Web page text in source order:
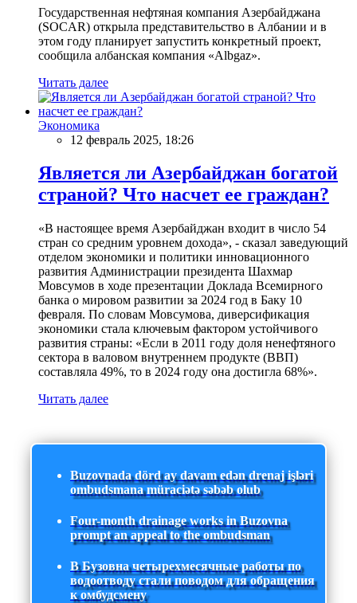
Государственная нефтяная компания Азербайджана
(SOCAR) открыла представительство в Албании и в
этом году планирует запустить конкретный проект,
сообщила албанская компания «Albgaz».
Читать далее
Экономика
12 февраль 2025, 18:26
Является ли Азербайджан богатой
страной? Что насчет ее граждан?
«В настоящее время Азербайджан входит в число 54
стран со средним уровнем дохода», - сказал заведующий
отделом экономики и политики инновационного
развития Администрации президента Шахмар
Мовсумов в ходе презентации Доклада Всемирного
банка о мировом развитии за 2024 год в Баку 10
февраля. По словам Мовсумова, диверсификация
экономики стала ключевым фактором устойчивого
развития страны: «Если в 2011 году доля ненефтяного
сектора в валовом внутреннем продукте (ВВП)
составляла 49%, то в 2024 году она достигла 68%».
Читать далее
Buzovnada dörd ay davam edən drenaj işləri
ombudsmana müraciətə səbəb olub
Four-month drainage works in Buzovna
prompt an appeal to the ombudsman
В Бузовна четырехмесячные работы по
водоотводу стали поводом для обращения
к омбудсмену